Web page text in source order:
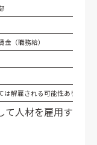
（職務給）
解雇される可能性あり
て人材を雇用す